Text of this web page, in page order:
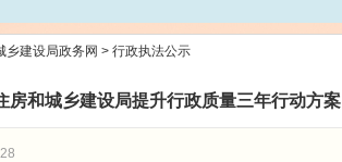
乡建设局政务网 > 行政执法公示
房和城乡建设局提升行政质量三年行动方